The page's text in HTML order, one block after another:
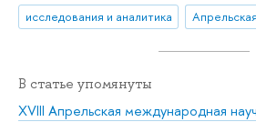
исследования и аналитика
В статье упомянуты
XVIII Апрельская международная